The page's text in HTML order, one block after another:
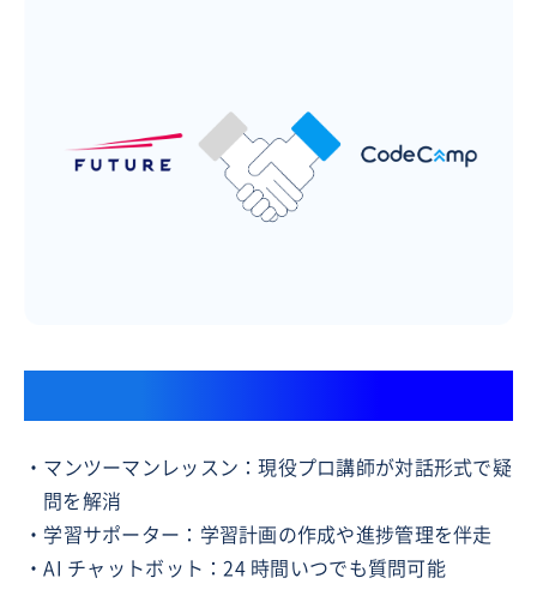
・マンツーマンレッスン：現役プロ講師が対話形式で疑
問を解消
・学習サポーター：学習計画の作成や進捗管理を伴走
・AI チャットボット：24 時間いつでも質問可能